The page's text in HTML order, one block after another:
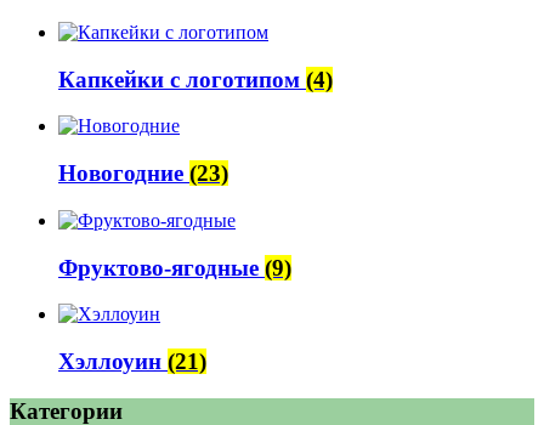
Капкейки с логотипом (4)
Новогодние (23)
Фруктово-ягодные (9)
Хэллоуин (21)
Категории